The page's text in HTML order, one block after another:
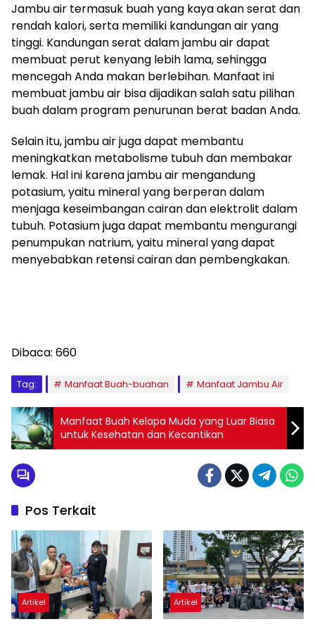
Jambu air termasuk buah yang kaya akan serat dan
rendah kalori, serta memiliki kandungan air yang
tinggi. Kandungan serat dalam jambu air dapat
membuat perut kenyang lebih lama, sehingga
mencegah Anda makan berlebihan. Manfaat ini
membuat jambu air bisa dijadikan salah satu pilihan
buah dalam program penurunan berat badan Anda.
Selain itu, jambu air juga dapat membantu
meningkatkan metabolisme tubuh dan membakar
lemak. Hal ini karena jambu air mengandung
potasium, yaitu mineral yang berperan dalam
menjaga keseimbangan cairan dan elektrolit dalam
tubuh. Potasium juga dapat membantu mengurangi
penumpukan natrium, yaitu mineral yang dapat
menyebabkan retensi cairan dan pembengkakan.
Dibaca: 660
Tag: Manfaat Buah-buahan Manfaat Jambu Air
Manfaat Buah Kelapa Muda yang Luar Biasa
untuk Kesehatan dan Kecantikan
Pos Terkait
Artikel Artikel